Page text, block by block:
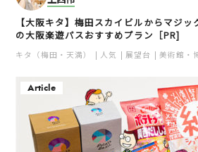
【大阪キタ】梅田スカイビルからマジ
の大阪楽遊パスおすすめプラン［PR]
キタ（梅田・天満） 人気 展望台 美術館・
Article